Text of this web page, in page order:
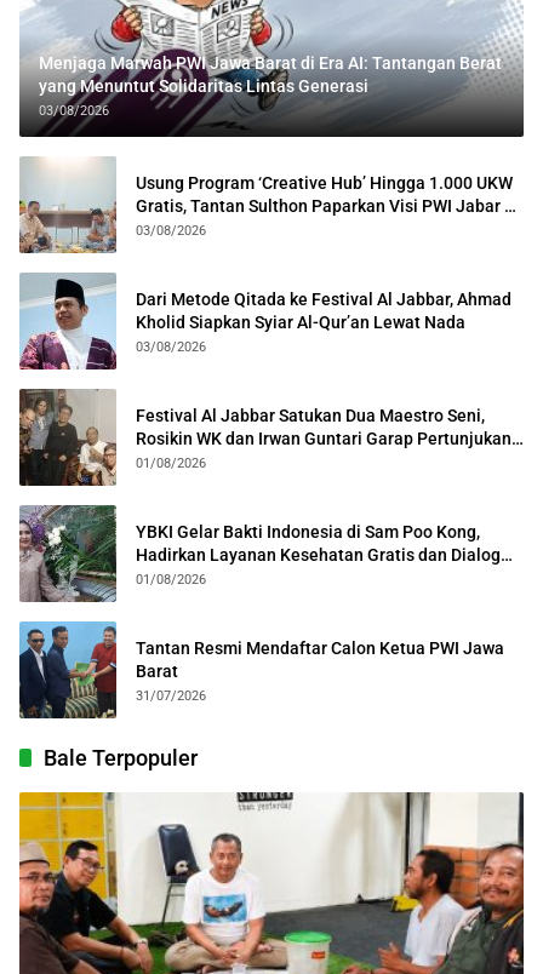
Menjaga Marwah PWI Jawa Barat di Era AI: Tantangan Berat
yang Menuntut Solidaritas Lintas Generasi
03/08/2026
Usung Program ‘Creative Hub’ Hingga 1.000 UKW
Gratis, Tantan Sulthon Paparkan Visi PWI Jabar di
Kota Bogor
03/08/2026
Dari Metode Qitada ke Festival Al Jabbar, Ahmad
Kholid Siapkan Syiar Al-Qur’an Lewat Nada
03/08/2026
Festival Al Jabbar Satukan Dua Maestro Seni,
Rosikin WK dan Irwan Guntari Garap Pertunjukan
Kolosal
01/08/2026
YBKI Gelar Bakti Indonesia di Sam Poo Kong,
Hadirkan Layanan Kesehatan Gratis dan Dialog
Kebangsaan
01/08/2026
Tantan Resmi Mendaftar Calon Ketua PWI Jawa
Barat
31/07/2026
Bale Terpopuler